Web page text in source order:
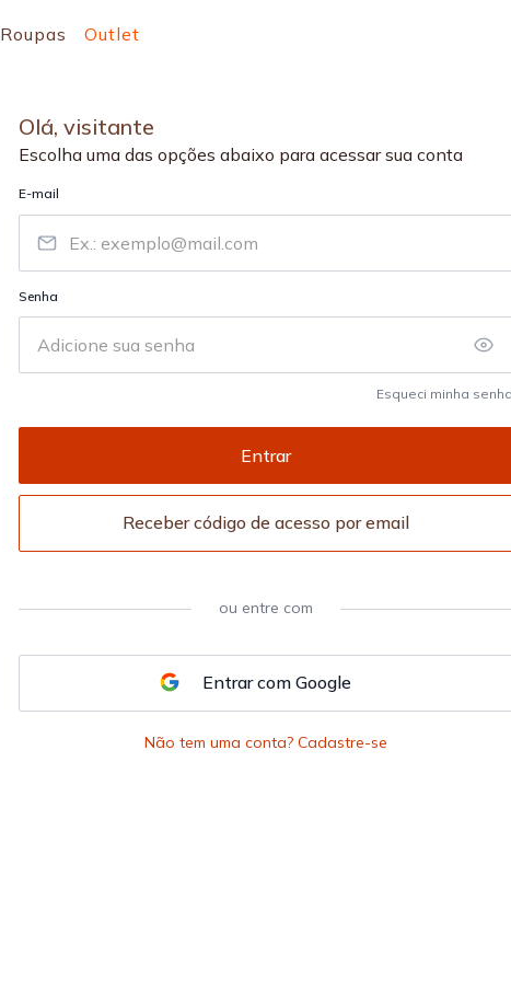
Roupas Outlet
Receber código de acesso por email
Entrar com Google
Escolha uma das opções abaixo para acessar sua conta
Esqueci minha
Entrar
Não tem uma conta? Cadastre-se